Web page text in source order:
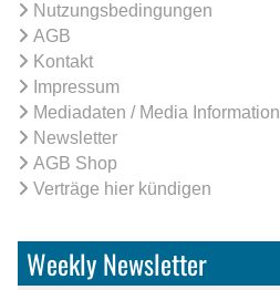
Nutzungsbedingungen
AGB
Kontakt
Impressum
Mediadaten / Media Information
Newsletter
AGB Shop
Verträge hier kündigen
Weekly Newsletter